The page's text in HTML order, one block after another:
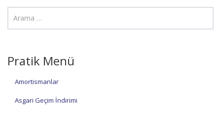
Pratik Menü
Amortismanlar
Asgari Geçim İndirimi